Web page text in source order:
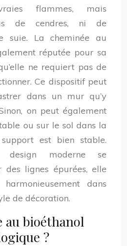
flammes, mais
de cendres, ni de
suie. La cheminée au
réputée pour sa
ne requiert pas de
Ce dispositif peut
dans un mur qu’y
on peut également
ou sur le sol dans la
est bien stable.
moderne se
des lignes épurées, elle
dans
de décoration.
au bioéthanol
?